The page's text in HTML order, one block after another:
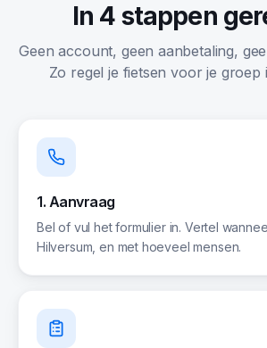
In 4 stappen
Geen account, geen aanbetaling,
Zo regel je fietsen voor je groep
1. Aanvraag
Bel of vul het formulier in. Vertel
Hilversum, en met hoeveel mensen.